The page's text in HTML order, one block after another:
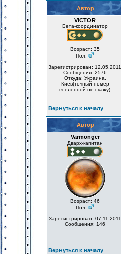
Автор
VICTOR
Бета-координатор
Возраст: 35
Пол:
Зарегистрирован: 12.05.2011
Сообщения: 2576
Откуда: Украина,
Киев(точный номер
вселенной не скажу)
Вернуться к началу
Автор
Varmonger
Дварх-капитан
Возраст: 46
Пол:
Зарегистрирован: 07.11.2011
Сообщения: 146
Вернуться к началу